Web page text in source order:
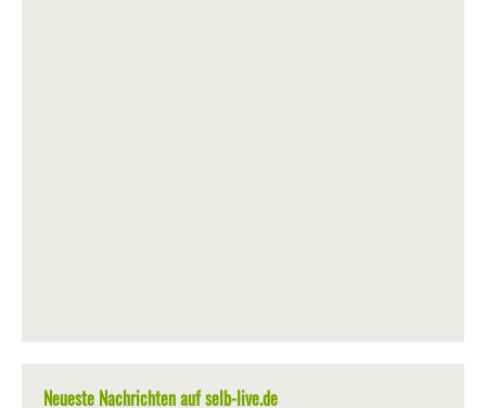
Neueste Nachrichten auf selb-live.de